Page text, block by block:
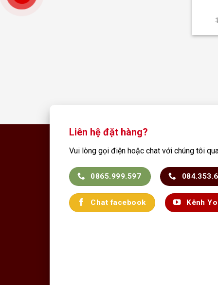
Liên hệ đặt hàng?
Vui lòng gọi điện hoặc chat với chúng tôi
0865.999.597
Chat facebook Kênh